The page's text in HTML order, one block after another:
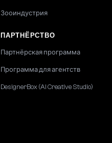
Зооиндустрия
ПАРТНЁРСТВО
Партнёрская программа
Программа для агентств
DesignerBox (AI Creative Studio)